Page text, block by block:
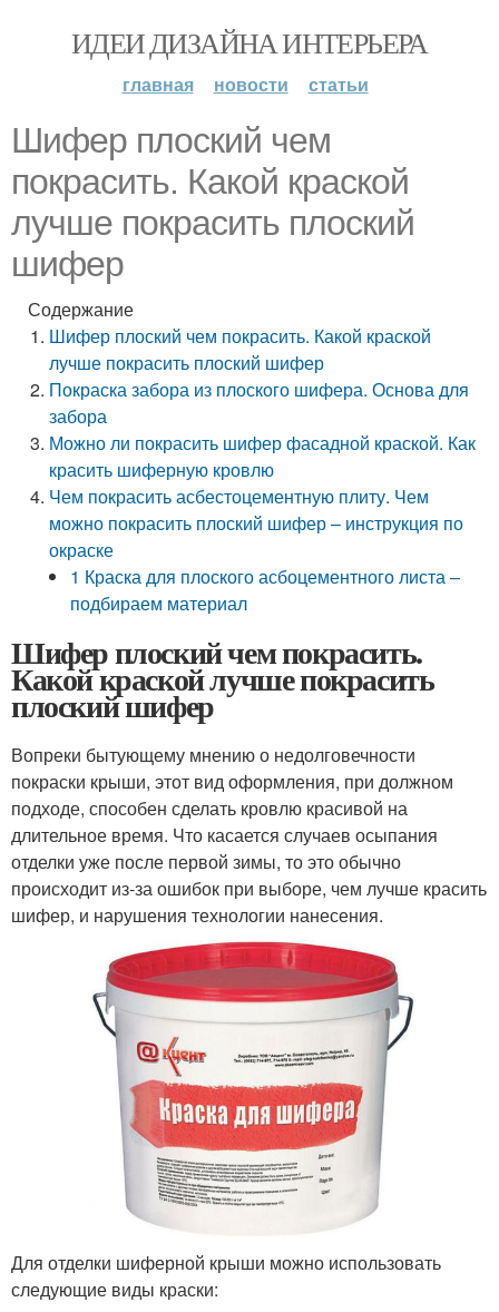
ИДЕИ ДИЗАЙНА ИНТЕРЬЕРА
главная новости статьи
Шифер плоский чем
покрасить. Какой краской
лучше покрасить плоский
шифер
Содержание
Шифер плоский чем покрасить. Какой краской
лучше покрасить плоский шифер
Покраска забора из плоского шифера. Основа для
забора
Можно ли покрасить шифер фасадной краской. Как
красить шиферную кровлю
Чем покрасить асбестоцементную плиту. Чем
можно покрасить плоский шифер – инструкция по
окраске
1 Краска для плоского асбоцементного листа –
подбираем материал
Шифер плоский чем покрасить.
Какой краской лучше покрасить
плоский шифер
Вопреки бытующему мнению о недолговечности
покраски крыши, этот вид оформления, при должном
подходе, способен сделать кровлю красивой на
длительное время. Что касается случаев осыпания
отделки уже после первой зимы, то это обычно
происходит из-за ошибок при выборе, чем лучше красить
шифер, и нарушения технологии нанесения.
Для отделки шиферной крыши можно использовать
следующие виды краски: